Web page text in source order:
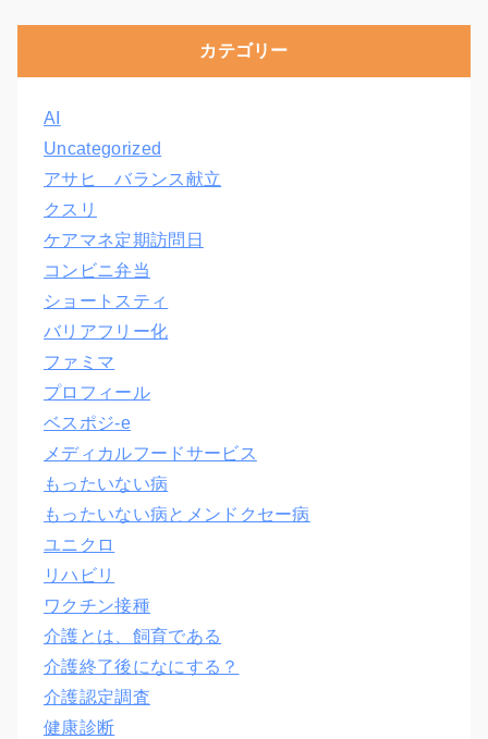
カテゴリー
AI
Uncategorized
アサヒ バランス献立
クスリ
ケアマネ定期訪問日
コンビニ弁当
ショートスティ
バリアフリー化
ファミマ
プロフィール
ベスポジ-e
メディカルフードサービス
もったいない病
もったいない病とメンドクセー病
ユニクロ
リハビリ
ワクチン接種
介護とは、飼育である
介護終了後になにする？
介護認定調査
健康診断